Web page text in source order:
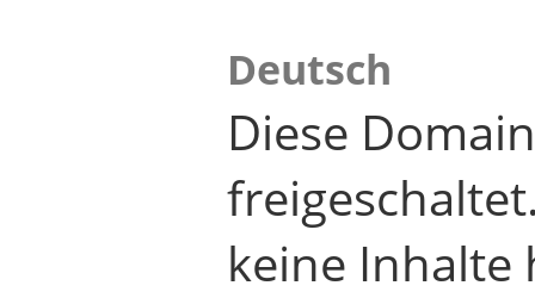
Deutsch
Diese
keine Inhalte